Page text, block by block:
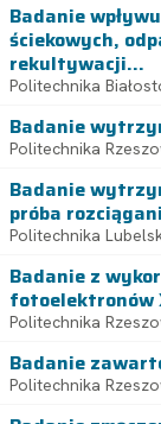
Badanie
ściekowych,
rekultywacji...
Politechnika
Badanie
Politechnika
Badanie
próba
Politechnika
Badanie z
fotoelektronów
Politechnika
Badanie
Politechnika